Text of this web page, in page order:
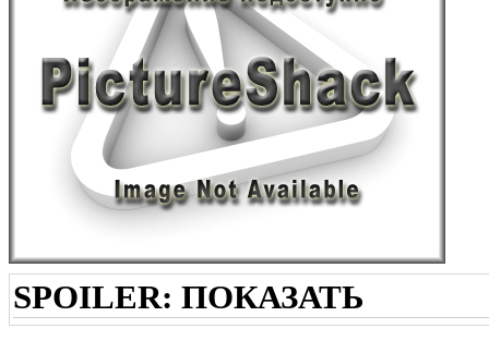
SPOILER: ПОКАЗАТЬ